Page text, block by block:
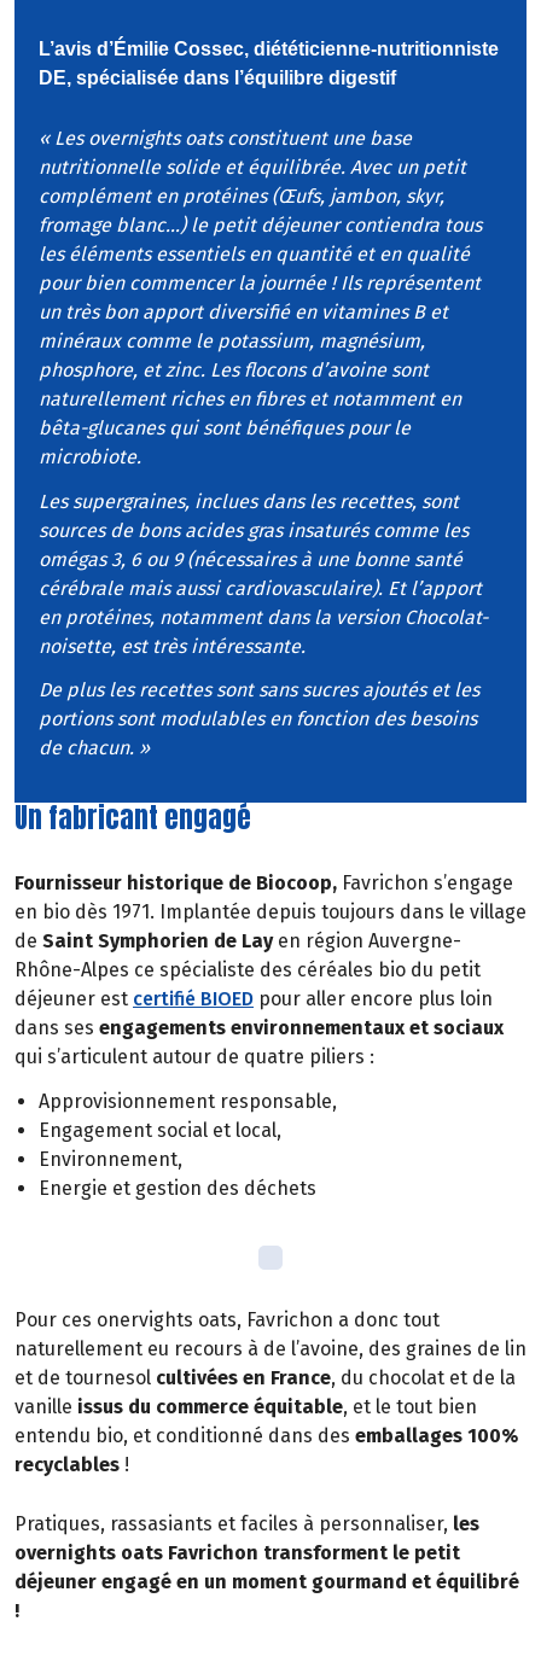
L’avis d’Émilie Cossec, diététicienne-nutritionniste
DE, spécialisée dans l’équilibre digestif
« Les overnights oats constituent une base
nutritionnelle solide et équilibrée. Avec un petit
complément en protéines (Œufs, jambon, skyr,
fromage blanc...) le petit déjeuner contiendra tous
les éléments essentiels en quantité et en qualité
pour bien commencer la journée ! Ils représentent
un très bon apport diversifié en vitamines B et
minéraux comme le potassium, magnésium,
phosphore, et zinc. Les flocons d’avoine sont
naturellement riches en fibres et notamment en
bêta-glucanes qui sont bénéfiques pour le
microbiote.
Les supergraines, inclues dans les recettes, sont
sources de bons acides gras insaturés comme les
omégas 3, 6 ou 9 (nécessaires à une bonne santé
cérébrale mais aussi cardiovasculaire). Et l’apport
en protéines, notamment dans la version Chocolat-
noisette, est très intéressante.
De plus les recettes sont sans sucres ajoutés et les
portions sont modulables en fonction des besoins
de chacun. »
Un fabricant engagé
Fournisseur historique de Biocoop, Favrichon s’engage
en bio dès 1971. Implantée depuis toujours dans le village
de Saint Symphorien de Layen région Auvergne-
Rhône-Alpes ce spécialiste des céréales bio du petit
déjeuner est certifié BIOED pour aller encore plus loin
dans ses engagements environnementaux et sociaux
qui s’articulent autour de quatre piliers :
Approvisionnement responsable,
Engagement social et local,
Environnement,
Energie et gestion des déchets
Pour ces onervights oats, Favrichon a donc tout
naturellement eu recours à de l’avoine, des graines de lin
et de tournesol cultivées en France, du chocolat et de la
vanille issus du commerce équitable, et le tout bien
entendu bio, et conditionné dans des emballages 100%
recyclables !
Pratiques, rassasiants et faciles à personnaliser, les
overnights oats Favrichon transforment le petit
déjeuner engagé en un moment gourmand et équilibré
!